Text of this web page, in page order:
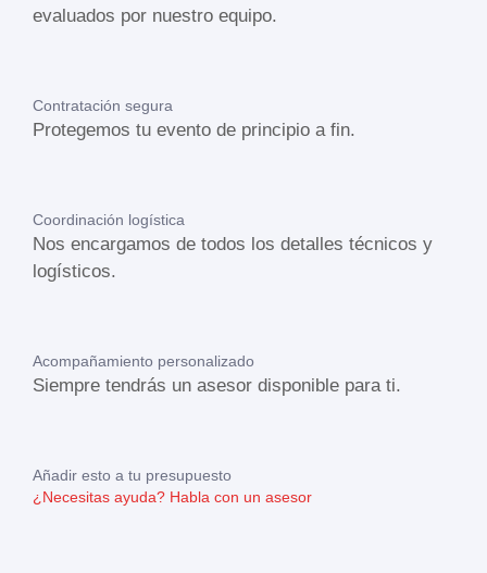
evaluados por nuestro equipo.
Contratación segura
Protegemos tu evento de principio a fin.
Coordinación logística
Nos encargamos de todos los detalles técnicos y
logísticos.
Acompañamiento personalizado
Siempre tendrás un asesor disponible para ti.
Añadir esto a tu presupuesto
¿Necesitas ayuda? Habla con un asesor